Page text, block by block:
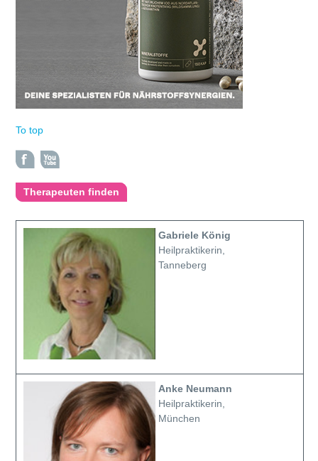
To top
Therapeuten finden
Gabriele König
Heilpraktikerin,
Tanneberg
Anke Neumann
Heilpraktikerin,
München